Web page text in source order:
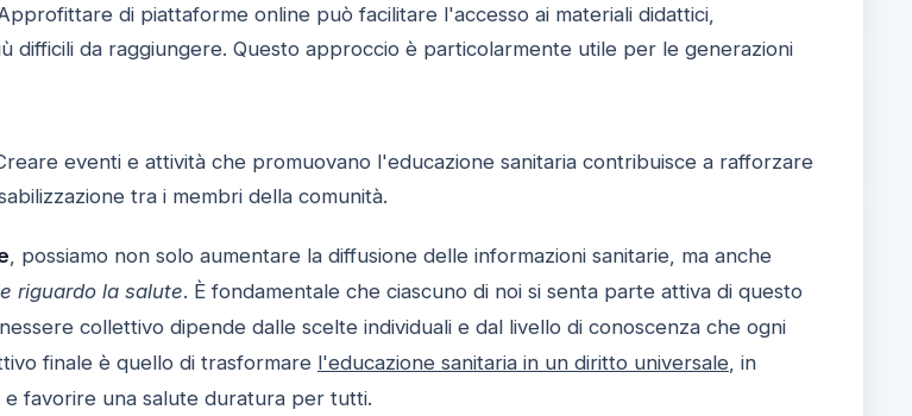
di piattaforme online può facilitare l'accesso ai materiali didattici,
difficili da raggiungere. Questo approccio è particolarmente utile per le generazioni
eventi e attività che promuovano l'educazione sanitaria contribuisce a rafforzare
tra i membri della comunità.
, possiamo non solo aumentare la diffusione delle informazioni sanitarie, ma anche
riguardo la salute. È fondamentale che ciascuno di noi si senta parte attiva di questo
collettivo dipende dalle scelte individuali e dal livello di conoscenza che ogni
finale è quello di trasformare l'educazione sanitaria in un diritto universale, in
favorire una salute duratura per tutti.